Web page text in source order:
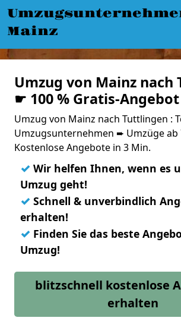
Mainz
Umzug von Mainz
☛ 100 % Gratis-Angebot
Umzug von Mainz nach Tuttlingen :
Umzugsunternehmen ➨ Umzüge ab
Kostenlose Angebote in 3 Min.
✓ Wir helfen Ihnen, wenn es
Umzug geht!
✓ Schnell & unverbindlich
erhalten!
✓ Finden Sie das beste
Umzug!
blitzschnell kostenlose
erhalten